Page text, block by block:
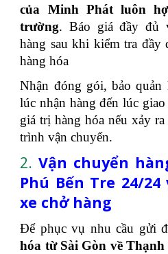
của Minh Phát luôn
trường. Báo giá đầy đủ
hàng sau khi kiểm tra đầy
hàng hóa
Nhận đóng gói, bảo
lúc nhận hàng đến lúc
giá trị hàng hóa nếu xảy
trình vận chuyển.
2.Vận chuyển
Phú Bến Tre 24/
xe chở hàng
Để phục vụ nhu cầu gửi
hóa từ Sài Gòn về Thạnh